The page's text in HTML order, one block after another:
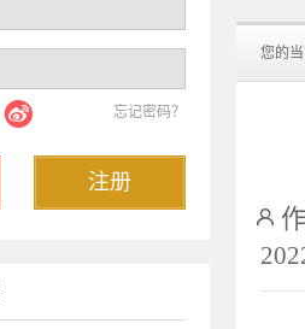
您的
忘记密码？
注册